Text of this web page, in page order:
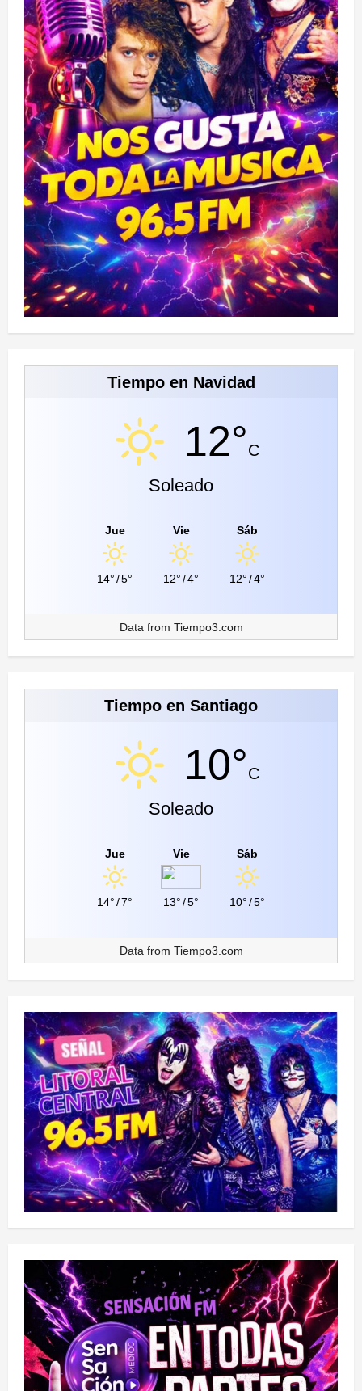
Tiempo en Navidad
12°C
Soleado
Jue
14°/5°
Vie
12°/4°
Sáb
12°/4°
Data from Tiempo3.com
Tiempo en Santiago
10°C
Soleado
Jue
14°/7°
Vie
13°/5°
Sáb
10°/5°
Data from Tiempo3.com